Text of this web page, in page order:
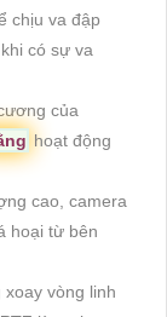
chịu va đập
có sự va
của
hoạt động
cao, camera
hoại từ bên
vòng linh